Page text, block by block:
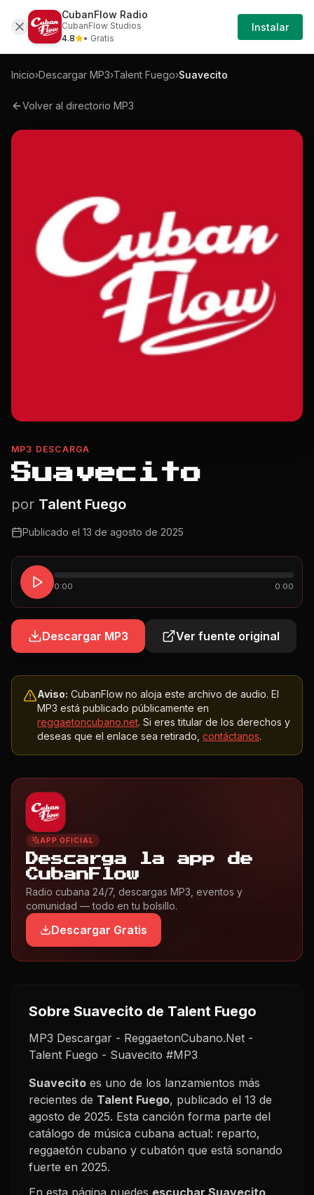
Mp3 Talent-fuego-suavecito-mp3
Iniciar
Sesión
Inicio›Descargar MP3›Talent Fuego›Suavecito
Volver al directorio MP3
MP3 DESCARGA
Suavecito
por Talent Fuego
Publicado el 13 de agosto de 2025
0:00 0:00
Descargar MP3 Ver fuente original
Aviso: CubanFlow no aloja este archivo de audio. El
MP3 está publicado públicamente en
reggaetoncubano.net. Si eres titular de los derechos y
deseas que el enlace sea retirado, contáctanos.
APP OFICIAL
Descarga la app de
CubanFlow
Radio cubana 24/7, descargas MP3, eventos y
comunidad — todo en tu bolsillo.
Descargar Gratis
Sobre Suavecito de Talent Fuego
MP3 Descargar - ReggaetonCubano.Net -
Talent Fuego - Suavecito #MP3
Suavecito es uno de los lanzamientos más
recientes de Talent Fuego, publicado el 13 de
agosto de 2025. Esta canción forma parte del
catálogo de música cubana actual: reparto,
reggaetón cubano y cubatón que está sonando
fuerte en 2025.
En esta página puedes escuchar Suavecito
CubanFlow Radio
CubanFlow Studios
4.8
• Gratis
Instalar